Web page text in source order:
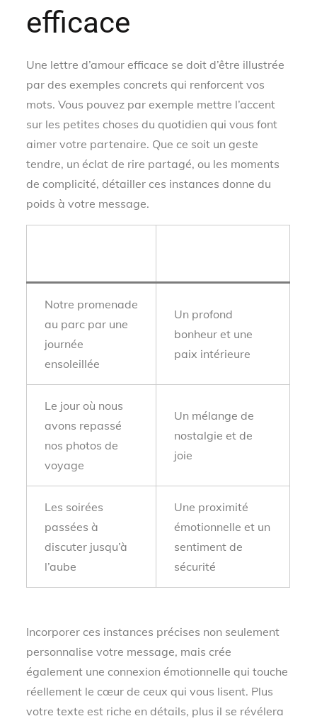
efficace
Une lettre d’amour efficace se doit d’être illustrée
par des exemples concrets qui renforcent vos
mots. Vous pouvez par exemple mettre l’accent
sur les petites choses du quotidien qui vous font
aimer votre partenaire. Que ce soit un geste
tendre, un éclat de rire partagé, ou les moments
de complicité, détailler ces instances donne du
poids à votre message.
Notre promenade
au parc par une
journée
ensoleillée
Un profond
bonheur et une
paix intérieure
Le jour où nous
avons repassé
nos photos de
voyage
Un mélange de
nostalgie et de
joie
Les soirées
passées à
discuter jusqu’à
l’aube
Une proximité
émotionnelle et un
sentiment de
sécurité
Incorporer ces instances précises non seulement
personnalise votre message, mais crée
également une connexion émotionnelle qui touche
réellement le cœur de ceux qui vous lisent. Plus
votre texte est riche en détails, plus il se révélera